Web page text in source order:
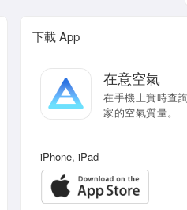
下載 App
在意空氣
在手機上實時查
家的空氣質量。
iPhone, iPad